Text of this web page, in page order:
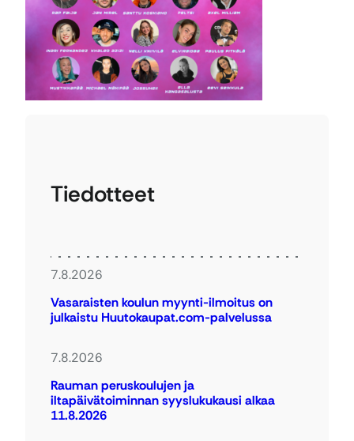
Tiedotteet
7.8.2026
Vasaraisten koulun myynti-ilmoitus on
julkaistu Huutokaupat.com-palvelussa
7.8.2026
Rauman peruskoulujen ja
iltapäivätoiminnan syyslukukausi alkaa
11.8.2026